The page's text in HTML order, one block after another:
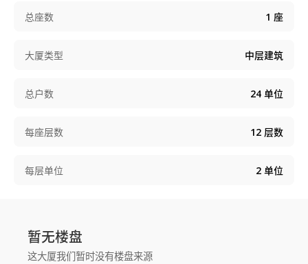
总座数 1 座
大厦类型 中层建筑
总户数 24 单位
每座层数 12 层数
每层单位 2 单位
暂无楼盘
这大厦我们暂时没有楼盘来源